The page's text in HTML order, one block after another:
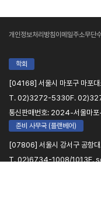
개인정보처리방침이메일주소무단
학회
[04168] 서울시 마포구 마포
T. 02)3272-5330F.
통신판매번호: 2024-서울마
준비 사무국 (플랜베어)
[07806] 서울시 강서구 공항
T. 02)6734-1008/1013E.